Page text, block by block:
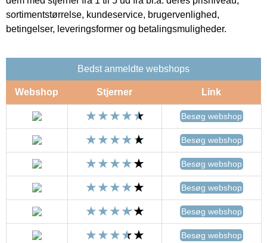
sortimentstørrelse, kundeservice, brugervenlighed,
betingelser, leveringsformer og betalingsmuligheder.
Bedst anmeldte webshops
Webshop Stjerner Link
Besøg webshop
Besøg webshop
Besøg webshop
Besøg webshop
Besøg webshop
Besøg webshop